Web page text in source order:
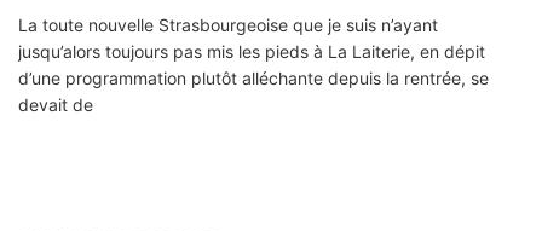
La toute nouvelle Strasbourgeoise que je suis n’ayant
jusqu’alors toujours pas mis les pieds à La Laiterie, en dépit
d’une programmation plutôt alléchante depuis la rentrée, se
devait de